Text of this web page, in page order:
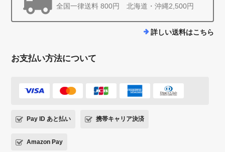
全国一律送料 800円 北海道・沖縄2,500円
詳しい送料はこちら
お支払い方法について
Pay ID あと払い 携帯キャリア決済
Amazon Pay